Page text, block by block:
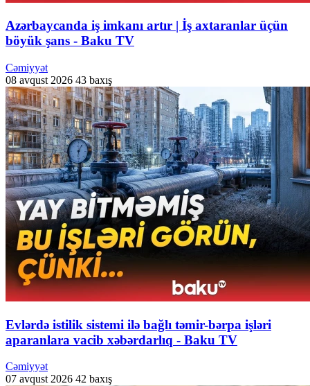
Azərbaycanda iş imkanı artır | İş axtaranlar üçün
böyük şans - Baku TV
Cəmiyyət
08 avqust 2026 43 baxış
Evlərdə istilik sistemi ilə bağlı təmir-bərpa işləri
aparanlara vacib xəbərdarlıq - Baku TV
Cəmiyyət
07 avqust 2026 42 baxış